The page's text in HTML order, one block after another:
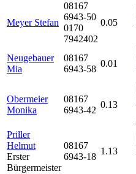
Meyer Stefan
08167
6943-50
0170
7942402
0.05
Neugebauer
Mia
08167
6943-58
0.01
Obermeier
Monika
08167
6943-42
0.13
Priller
Helmut
Erster
Bürgermeister
08167
6943-18
1.13